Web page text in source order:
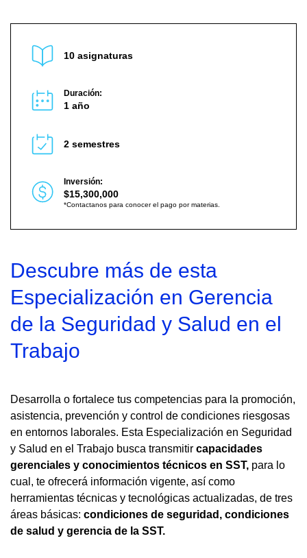
10 asignaturas
Duración:
1 año
2 semestres
Inversión:
$15,300,000
*Contactanos para conocer el pago por materias.
Descubre más de esta
Especialización en Gerencia
de la Seguridad y Salud en el
Trabajo
Desarrolla o fortalece tus competencias para la promoción,
asistencia, prevención y control de condiciones riesgosas
en entornos laborales. Esta Especialización en Seguridad
y Salud en el Trabajo busca transmitir capacidades
gerenciales y conocimientos técnicos en SST, para lo
cual, te ofrecerá información vigente, así como
herramientas técnicas y tecnológicas actualizadas, de tres
áreas básicas: condiciones de seguridad, condiciones
de salud y gerencia de la SST.